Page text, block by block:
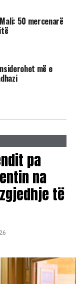
i 11 shtatorit,
50 mercenarë
më e
pa
na
të